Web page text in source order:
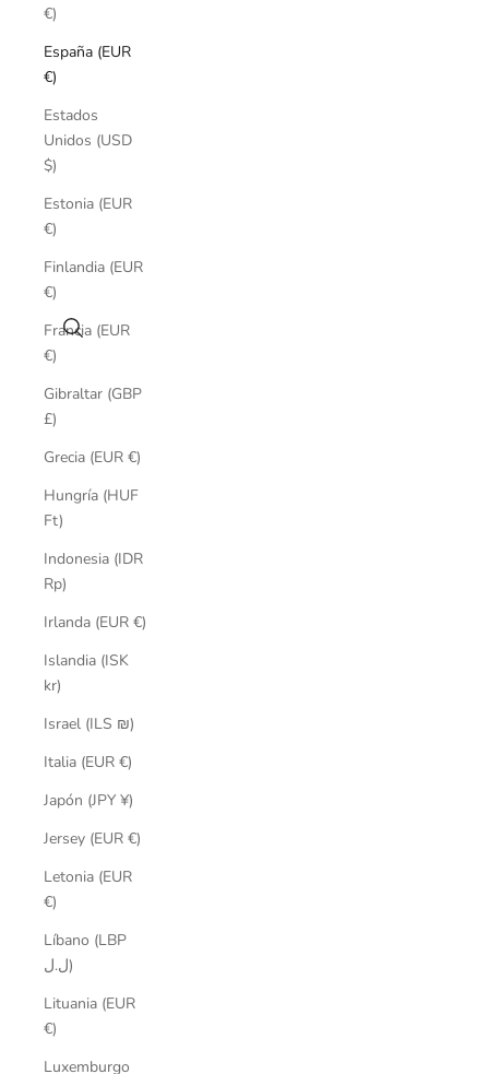
Buscar
€)
España (EUR
€)
Estados
Unidos (USD
$)
Estonia (EUR
€)
Finlandia (EUR
€)
Francia (EUR
€)
Gibraltar (GBP
£)
Grecia (EUR €)
Hungría (HUF
Ft)
Indonesia (IDR
Rp)
Irlanda (EUR €)
Islandia (ISK
kr)
Israel (ILS ₪)
Italia (EUR €)
Japón (JPY ¥)
Jersey (EUR €)
Letonia (EUR
€)
Líbano (LBP
ل.ل)
Lituania (EUR
€)
Luxemburgo